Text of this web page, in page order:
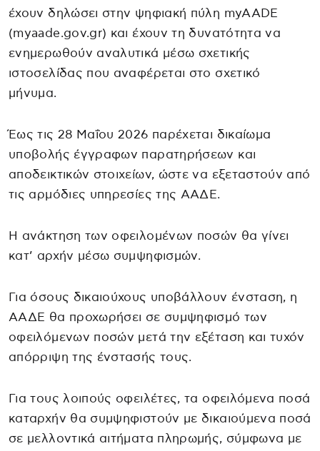
έχουν δηλώσει στην ψηφιακή πύλη myAADE
(myaade.gov.gr) και έχουν τη δυνατότητα να
ενημερωθούν αναλυτικά μέσω σχετικής
ιστοσελίδας που αναφέρεται στο σχετικό
μήνυμα.
Έως τις 28 Μαΐου 2026 παρέχεται δικαίωμα
υποβολής έγγραφων παρατηρήσεων και
αποδεικτικών στοιχείων, ώστε να εξεταστούν από
τις αρμόδιες υπηρεσίες της ΑΑΔΕ.
Η ανάκτηση των οφειλομένων ποσών θα γίνει
κατ’ αρχήν μέσω συμψηφισμών.
Για όσους δικαιούχους υποβάλλουν ένσταση, η
ΑΑΔΕ θα προχωρήσει σε συμψηφισμό των
οφειλόμενων ποσών μετά την εξέταση και τυχόν
απόρριψη της ένστασής τους.
Για τους λοιπούς οφειλέτες, τα οφειλόμενα ποσά
καταρχήν θα συμψηφιστούν με δικαιούμενα ποσά
σε μελλοντικά αιτήματα πληρωμής, σύμφωνα με